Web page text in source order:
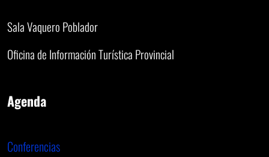
Sala Vaquero Poblador
Oficina de Información Turística Provincial
Agenda
Conferencias